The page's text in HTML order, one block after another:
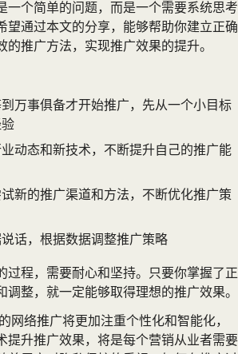
一个简单的问题，而是一个需要系统思考
望通过本文的分享，能够帮助你建立正确
的推广方法，实现推广效果的提升。
到万事俱备才开始推广，先从一个小目标
业动态和新技术，不断提升自己的推广能
试新的推广渠道和方法，不断优化推广策
说话，根据数据调整推广策略
过程，需要耐心和坚持。只要你掌握了正
调整，就一定能够取得理想的推广效果。
网络推广将更加注重个性化和智能化，
提升推广效果，将是每个营销从业者需要